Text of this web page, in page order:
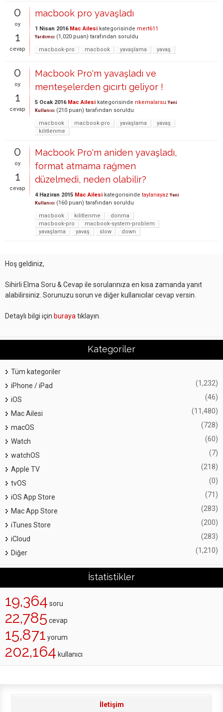
0
oy
1
cevap
macbook pro yavaşladı
1 Nisan 2016 Mac Ailesi kategorisinde mert611
Yardımcı (1,020 puan) tarafından soruldu
macbook-pro
macbook yavaşlama yavaş
0
oy
1
cevap
Macbook Pro'm yavaşladı ve
menteşelerden gıcırtı geliyor !
5 Ocak 2016 Mac Ailesi kategorisinde nkemalarsu Yeni
Kullanıcı (210 puan) tarafından soruldu
macbook
macbook-pro yavaşlama
yavaş
kilitlenme
0
oy
1
cevap
Macbook Pro'm aniden yavaşladı,
format atmama rağmen
düzelmedi, neden olabilir?
4 Haziran 2015 Mac Ailesi kategorisinde taylanayaz Yeni
Kullanıcı (160 puan) tarafından soruldu
macbook
kilitlenme
donma
macbook-pro
macbook-system-problem
yavaşlama
yavaş slow down
Hoş geldiniz,
Sihirli Elma Soru & Cevap ile sorularınıza en kısa zamanda yanıt
alabilirsiniz. Sorunuzu sorun ve diğer kullanıcılar cevap versin.
Detaylı bilgi için buraya tıklayın.
Kategoriler
Tüm kategoriler
iPhone / iPad
(1,232)
iOS (46)
Mac Ailesi (11,480)
macOS (728)
Watch (60)
watchOS (7)
Apple TV (218)
tvOS (0)
iOS App Store (71)
Mac App Store (283)
iTunes Store (200)
iCloud (283)
Diğer (1,210)
İstatistikler
19,364 soru
22,785 cevap
15,871 yorum
202,164 kullanıcı
İletişim